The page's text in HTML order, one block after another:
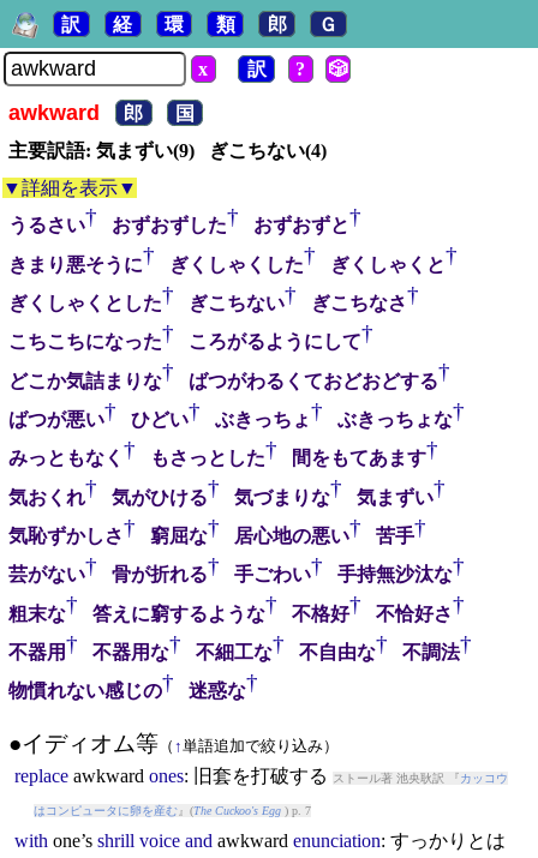
訳 経 環 類 郎 Ｇ
x 訳 ? 🎲
awkward 郎
国
主要訳語: 気まずい(9) ぎこちない(4)
▼詳細を表示▼
うるさい† おずおずした† おずおずと†
きまり悪そうに† ぎくしゃくした† ぎくしゃくと†
ぎくしゃくとした† ぎこちない† ぎこちなさ†
こちこちになった† ころがるようにして†
どこか気詰まりな† ばつがわるくておどおどする†
ばつが悪い† ひどい† ぶきっちょ† ぶきっちょな†
みっともなく † もさっとした† 間をもてあます†
気おくれ† 気がひける† 気づまりな† 気まずい†
気恥ずかしさ† 窮屈な† 居心地の悪い† 苦手†
芸がない† 骨が折れる† 手ごわい† 手持無沙汰な†
粗末な† 答えに窮するような† 不格好† 不恰好さ†
不器用† 不器用な† 不細工な† 不自由な† 不調法†
物慣れない感じの† 迷惑な†
●イディオム等（ ↑単語追加で絞り込み）
replace awkward ones: 旧套を打破する ストール著 池央耿訳 『 カッコウ
はコンピュータに卵を産む』(The Cuckoo's Egg) p. 7
withone’s shrill voice and awkward enunciation: すっかりとは